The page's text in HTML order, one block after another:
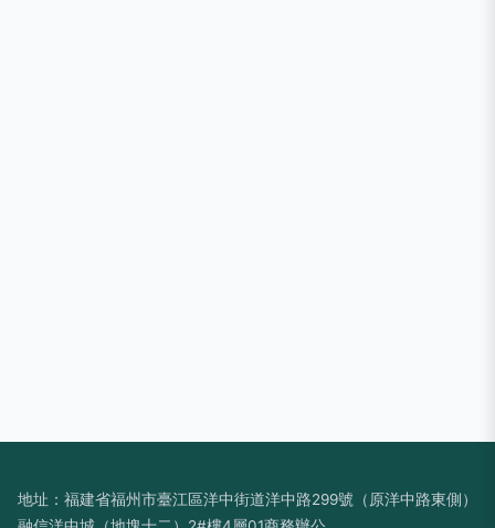
地址：福建省福州市臺江區洋中街道洋中路299號（原洋中路東側）